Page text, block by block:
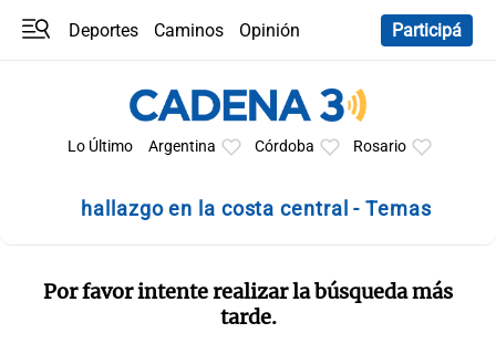
Deportes Caminos
Opinión
Participá
Lo Último Argentina Córdoba Rosario
hallazgo en la costa central - Temas
Por favor intente realizar la búsqueda más
tarde.